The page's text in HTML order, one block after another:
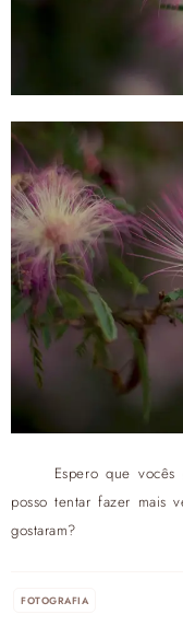
Espero que
posso tentar fazer mais
gostaram?
FOTOGRAFIA